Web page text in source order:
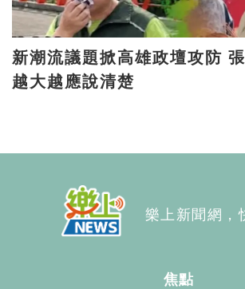
新潮流議題掀高雄政壇攻防 張永杰：反彈
越大越應說清楚
樂上新聞網，
焦點